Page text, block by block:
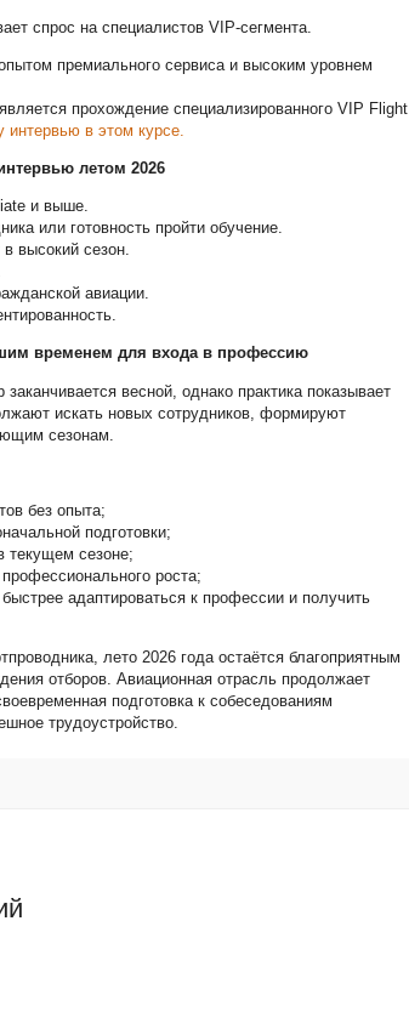
спрос на специалистов VIP-сегмента.
премиального сервиса и высоким уровнем
прохождение специализированного VIP Flight
интервью в этом курсе.
летом 2026
и выше.
или готовность пройти обучение.
в высокий сезон.
авиации.
временем для входа в профессию
весной, однако практика показывает
искать новых сотрудников, формируют
сезонам.
без опыта;
подготовки;
текущем сезоне;
роста;
адаптироваться к профессии и получить
лето 2026 года остаётся благоприятным
отборов. Авиационная отрасль продолжает
подготовка к собеседованиям
трудоустройство.